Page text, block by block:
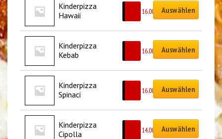
Kinderpizza
Hawaii
16.00 Auswählen
Kinderpizza
Kebab
16.00 Auswählen
Kinderpizza
Spinaci
16.00 Auswählen
Kinderpizza
Cipolla
14.00 Auswählen